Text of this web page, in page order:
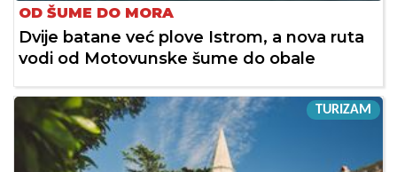
OD ŠUME DO MORA
Dvije batane već plove Istrom, a nova ruta
vodi od Motovunske šume do obale
TURIZAM